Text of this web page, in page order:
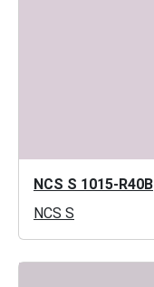
NCS S 1015-R40B
NCS S